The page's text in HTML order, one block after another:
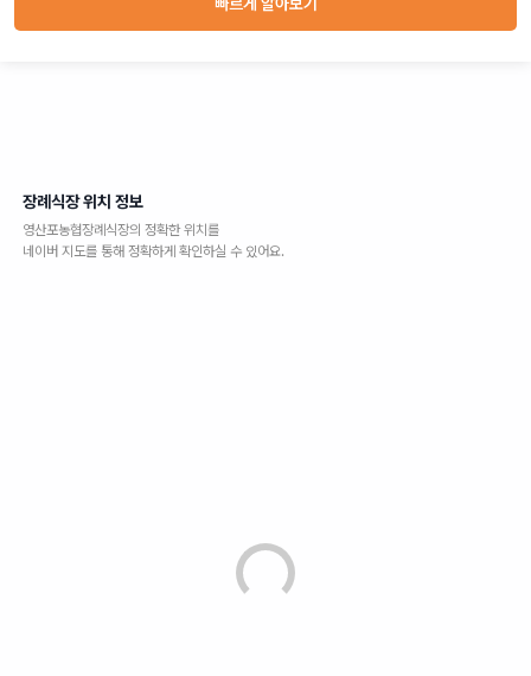
장례식장 위치 정보
영산포농협장례식장의 정확한 위치를
네이버 지도를 통해 정확하게 확인하실 수 있어요.